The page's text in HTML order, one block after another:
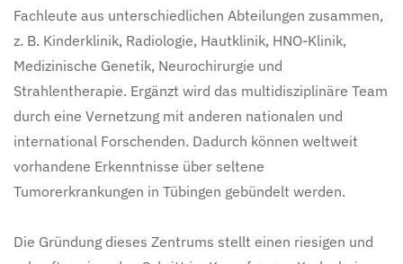
Fachleute aus unterschiedlichen Abteilungen zusammen,
z. B. Kinderklinik, Radiologie, Hautklinik, HNO-Klinik,
Medizinische Genetik, Neurochirurgie und
Strahlentherapie. Ergänzt wird das multidisziplinäre Team
durch eine Vernetzung mit anderen nationalen und
international Forschenden. Dadurch können weltweit
vorhandene Erkenntnisse über seltene
Tumorerkrankungen in Tübingen gebündelt werden.
Die Gründung dieses Zentrums stellt einen riesigen und